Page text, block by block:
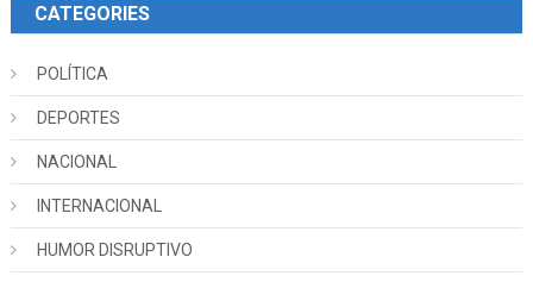
CATEGORIES
POLÍTICA
DEPORTES
NACIONAL
INTERNACIONAL
HUMOR DISRUPTIVO